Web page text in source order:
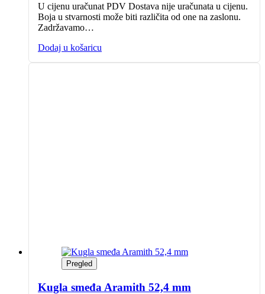
U cijenu uračunat PDV Dostava nije uračunata u cijenu.
Boja u stvarnosti može biti različita od one na zaslonu.
Zadržavamo…
Dodaj u košaricu
Pregled
Kugla smeđa Aramith 52,4 mm